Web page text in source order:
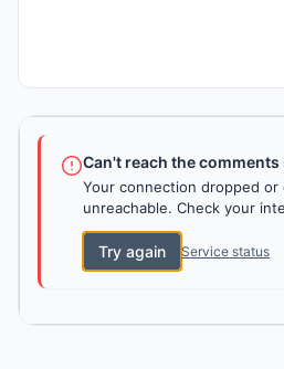
Can't reach the comments
Your connection dropped
unreachable. Check your
Try again Service status